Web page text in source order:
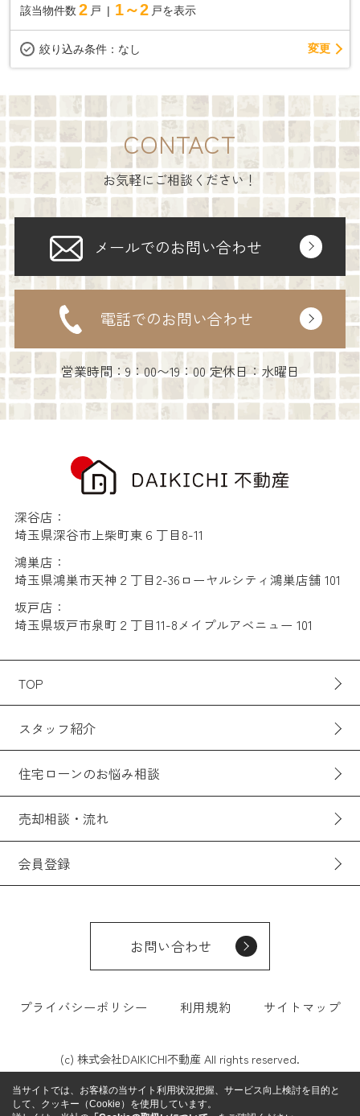
該当物件数 2 戸 1～2 戸を表示
絞り込み条件： なし 変更
CONTACT
お気軽にご相談ください！
メールでのお問い合わせ
電話でのお問い合わせ
営業時間：9：00〜19：00 定休日：水曜日
深谷店：
埼玉県深谷市上柴町東６丁目8-11
鴻巣店：
埼玉県鴻巣市天神２丁目2-36ローヤルシティ鴻巣店舗 101
坂戸店：
埼玉県坂戸市泉町２丁目11-8メイプルアベニュー 101
TOP
スタッフ紹介
住宅ローンのお悩み相談
売却相談・流れ
会員登録
お問い合わせ
プライバシーポリシー 利用規約 サイトマップ
(c) 株式会社DAIKICHI不動産 All rights reserved.
当サイトでは、お客様の当サイト利用状況把握、サービス向上検討を目的と
して、クッキー（Cookie）を使用しています。